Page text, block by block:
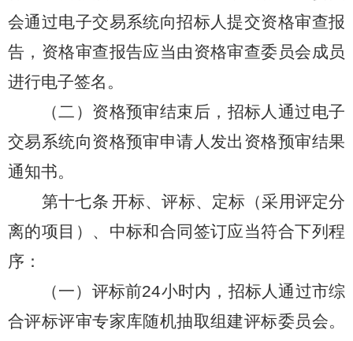
会通过电子交易系统向招标人提交资格审查报
告，资格审查报告应当由资格审查委员会成员
进行电子签名。
（二）资格预审结束后，招标人通过电子
交易系统向资格预审申请人发出资格预审结果
通知书。
第十七条 开标、评标、定标（采用评定分
离的项目）、中标和合同签订应当符合下列程
序：
（一）评标前24小时内，招标人通过市综
合评标评审专家库随机抽取组建评标委员会。